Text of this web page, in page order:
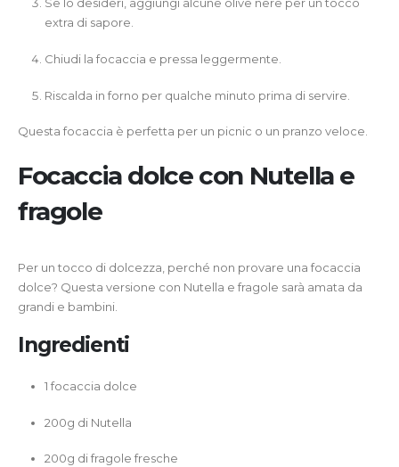
Se lo desideri, aggiungi alcune olive nere per un tocco
extra di sapore.
Chiudi la focaccia e pressa leggermente.
Riscalda in forno per qualche minuto prima di servire.
Questa focaccia è perfetta per un picnic o un pranzo veloce.
Focaccia dolce con Nutella e
fragole
Per un tocco di dolcezza, perché non provare una focaccia
dolce? Questa versione con Nutella e fragole sarà amata da
grandi e bambini.
Ingredienti
1 focaccia dolce
200g di Nutella
200g di fragole fresche